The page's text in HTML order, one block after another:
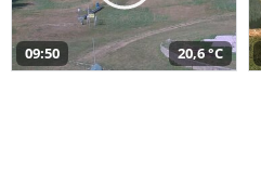
09:50 20,6 °C